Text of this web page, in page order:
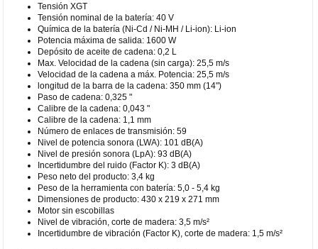
Tensión XGT
Tensión nominal de la batería: 40 V
Química de la batería (Ni-Cd / Ni-MH / Li-ion): Li-ion
Potencia máxima de salida: 1600 W
Depósito de aceite de cadena: 0,2 L
Max. Velocidad de la cadena (sin carga): 25,5 m/s
Velocidad de la cadena a máx. Potencia: 25,5 m/s
longitud de la barra de la cadena: 350 mm (14")
Paso de cadena: 0,325 "
Calibre de la cadena: 0,043 "
Calibre de la cadena: 1,1 mm
Número de enlaces de transmisión: 59
Nivel de potencia sonora (LWA): 101 dB(A)
Nivel de presión sonora (LpA): 93 dB(A)
Incertidumbre del ruido (Factor K): 3 dB(A)
Peso neto del producto: 3,4 kg
Peso de la herramienta con batería: 5,0 - 5,4 kg
Dimensiones de producto: 430 x 219 x 271 mm
Motor sin escobillas
Nivel de vibración, corte de madera: 3,5 m/s²
Incertidumbre de vibración (Factor K), corte de madera: 1,5 m/s²